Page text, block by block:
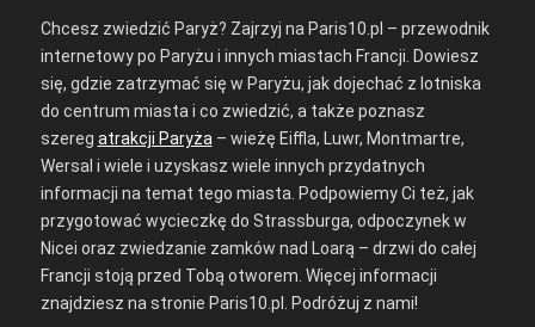
Chcesz zwiedzić Paryż? Zajrzyj na Paris10.pl – przewodnik
internetowy po Paryżu i innych miastach Francji. Dowiesz
się, gdzie zatrzymać się w Paryżu, jak dojechać z lotniska
do centrum miasta i co zwiedzić, a także poznasz
szereg atrakcji Paryża– wieżę Eiffla, Luwr, Montmartre,
Wersal i wiele i uzyskasz wiele innych przydatnych
informacji na temat tego miasta. Podpowiemy Ci też, jak
przygotować wycieczkę do Strassburga, odpoczynek w
Nicei oraz zwiedzanie zamków nad Loarą – drzwi do całej
Francji stoją przed Tobą otworem. Więcej informacji
znajdziesz na stronie Paris10.pl. Podróżuj z nami!